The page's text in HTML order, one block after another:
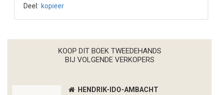
Deel: kopieer
KOOP DIT BOEK TWEEDEHANDS
BIJ VOLGENDE VERKOPERS
HENDRIK-IDO-AMBACHT